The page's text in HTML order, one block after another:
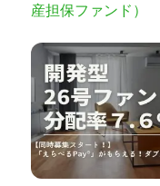
産担保ファンド）